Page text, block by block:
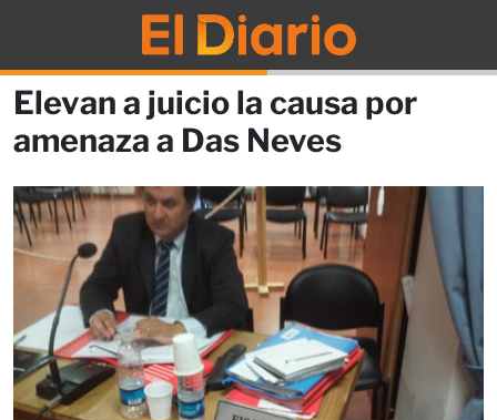
Elevan a juicio la causa por
amenaza a Das Neves